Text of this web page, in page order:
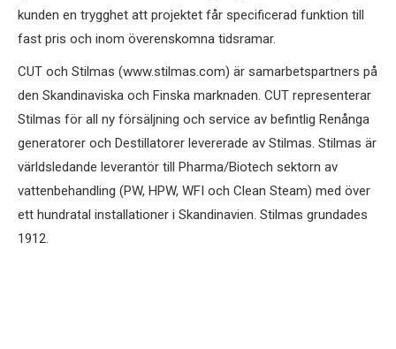
kunden en trygghet att projektet får specificerad funktion till
fast pris och inom överenskomna tidsramar.
CUT och Stilmas (www.stilmas.com) är samarbetspartners på
den Skandinaviska och Finska marknaden. CUT representerar
Stilmas för all ny försäljning och service av befintlig Renånga
generatorer och Destillatorer levererade av Stilmas. Stilmas är
världsledande leverantör till Pharma/Biotech sektorn av
vattenbehandling (PW, HPW, WFI och Clean Steam) med över
ett hundratal installationer i Skandinavien. Stilmas grundades
1912.